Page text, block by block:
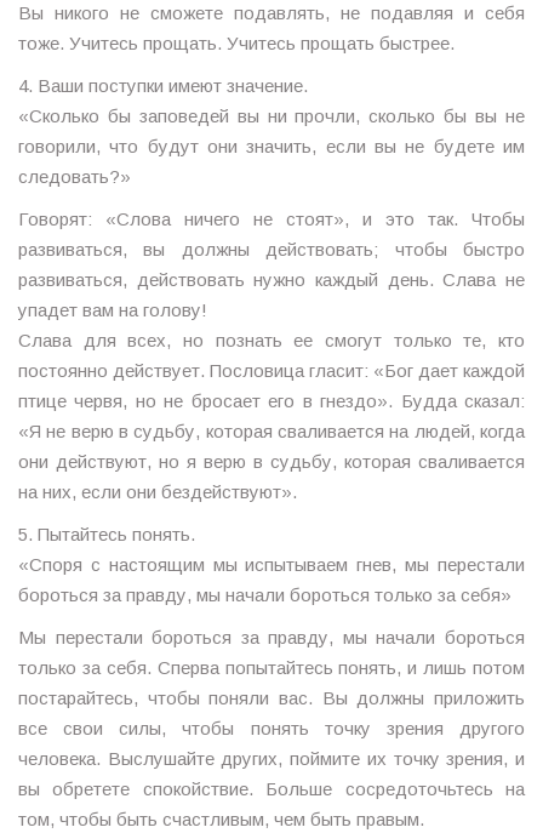
Вы никого не сможете подавлять, не подавляя и себя
тоже. Учитесь прощать. Учитесь прощать быстрее.
4. Ваши поступки имеют значение.
«Сколько бы заповедей вы ни прочли, сколько бы вы не
говорили, что будут они значить, если вы не будете им
следовать?»
Говорят: «Слова ничего не стоят», и это так. Чтобы
развиваться, вы должны действовать; чтобы быстро
развиваться, действовать нужно каждый день. Слава не
упадет вам на голову!
Слава для всех, но познать ее смогут только те, кто
постоянно действует. Пословица гласит: «Бог дает каждой
птице червя, но не бросает его в гнездо». Будда сказал:
«Я не верю в судьбу, которая сваливается на людей, когда
они действуют, но я верю в судьбу, которая сваливается
на них, если они бездействуют».
5. Пытайтесь понять.
«Споря с настоящим мы испытываем гнев, мы перестали
бороться за правду, мы начали бороться только за себя»
Мы перестали бороться за правду, мы начали бороться
только за себя. Сперва попытайтесь понять, и лишь потом
постарайтесь, чтобы поняли вас. Вы должны приложить
все свои силы, чтобы понять точку зрения другого
человека. Выслушайте других, поймите их точку зрения, и
вы обретете спокойствие. Больше сосредоточьтесь на
том, чтобы быть счастливым, чем быть правым.